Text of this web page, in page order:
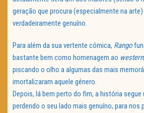
geração que procura (especialmente na arte)
verdadeiramente genuíno.
Para além da sua vertente cómica, Rango
bastante bem como homenagem ao western
piscando o olho a algumas das mais
imortalizaram aquele género.
Depois, lá bem perto do fim, a história
perdendo o seu lado mais genuíno, para nos